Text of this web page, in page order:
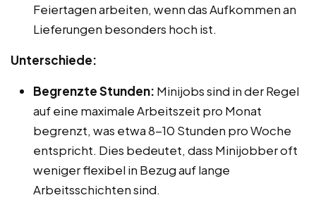
Feiertagen arbeiten, wenn das Aufkommen an
Lieferungen besonders hoch ist.
Unterschiede:
Begrenzte Stunden: Minijobs sind in der Regel
auf eine maximale Arbeitszeit pro Monat
begrenzt, was etwa 8-10 Stunden pro Woche
entspricht. Dies bedeutet, dass Minijobber oft
weniger flexibel in Bezug auf lange
Arbeitsschichten sind.